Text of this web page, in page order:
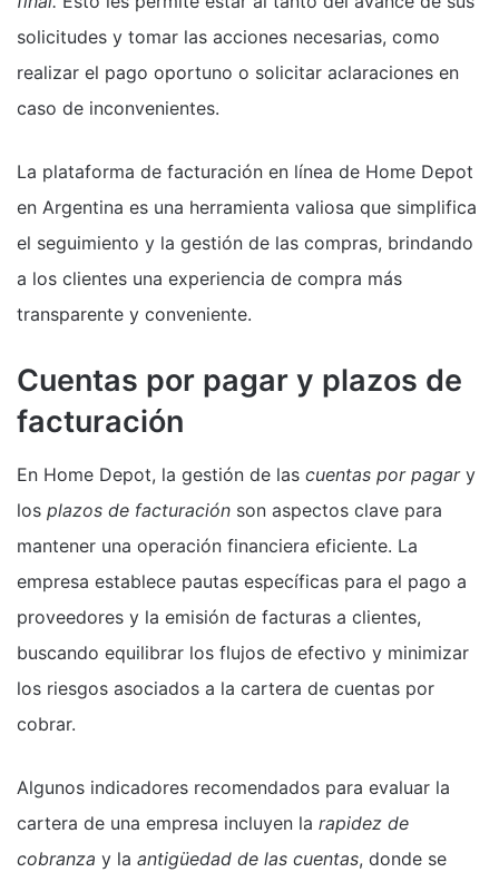
solicitudes y tomar las acciones necesarias, como
realizar el pago oportuno o solicitar aclaraciones en
caso de inconvenientes.
La plataforma de facturación en línea de Home Depot
en Argentina es una herramienta valiosa que simplifica
el seguimiento y la gestión de las compras, brindando
a los clientes una experiencia de compra más
transparente y conveniente.
Cuentas por pagar y plazos de
facturación
En Home Depot, la gestión de las cuentas por pagary
los plazos de facturación son aspectos clave para
mantener una operación financiera eficiente. La
empresa establece pautas específicas para el pago a
proveedores y la emisión de facturas a clientes,
buscando equilibrar los flujos de efectivo y minimizar
los riesgos asociados a la cartera de cuentas por
cobrar.
Algunos indicadores recomendados para evaluar la
cartera de una empresa incluyen la rapidez de
cobranza y la antigüedad de las cuentas, donde se